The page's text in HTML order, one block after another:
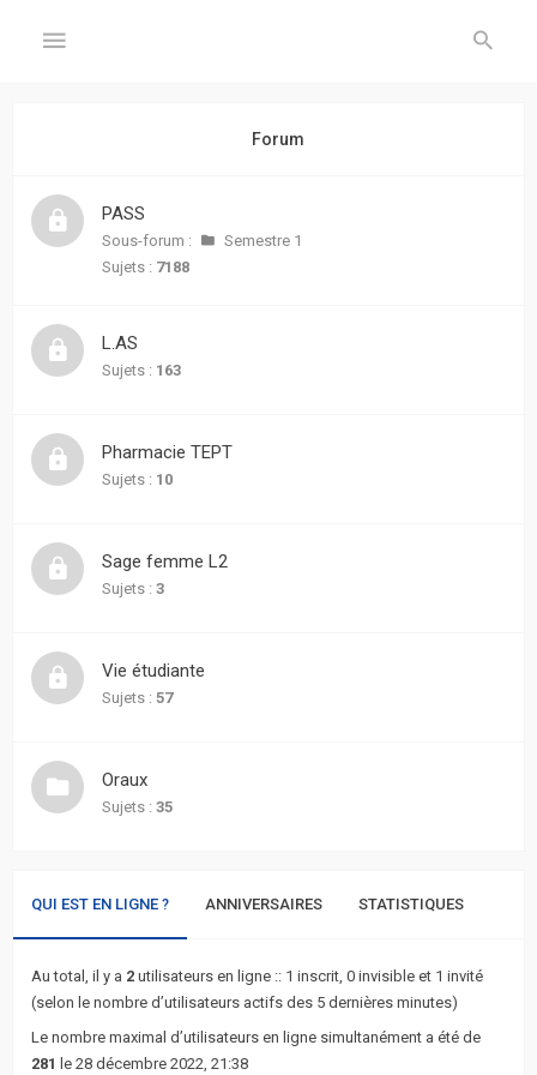
Inscription
FORUM
sans
réponse
actifs
Recherche
avancée
L’équipe
Forum
PASS
Sous-forum :
Semestre 1
Sujets : 7188
L.AS
Sujets : 163
Pharmacie TEPT
Sujets : 10
Sage femme L2
Sujets : 3
Vie étudiante
Sujets : 57
Oraux
Sujets : 35
QUI EST EN LIGNE ? ANNIVERSAIRES STATISTIQUES
Au total, il y a 2 utilisateurs en ligne :: 1 inscrit, 0 invisible et 1 invité
(selon le nombre d’utilisateurs actifs des 5 dernières minutes)
Le nombre maximal d’utilisateurs en ligne simultanément a été de
281 le 28 décembre 2022, 21:38